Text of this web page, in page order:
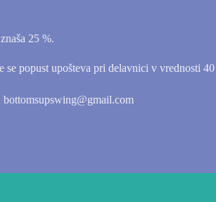
25 %.
se popust upošteva pri delavnici v vrednosti
bottomsupswing@gmail.com